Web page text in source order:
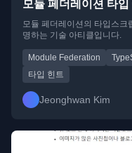
모듈 페더레이션 타
모듈 페더레이션의 타입스크
명하는 기술 아티클입니다.
Module Federation
타입 힌트
Jeonghwan Kim